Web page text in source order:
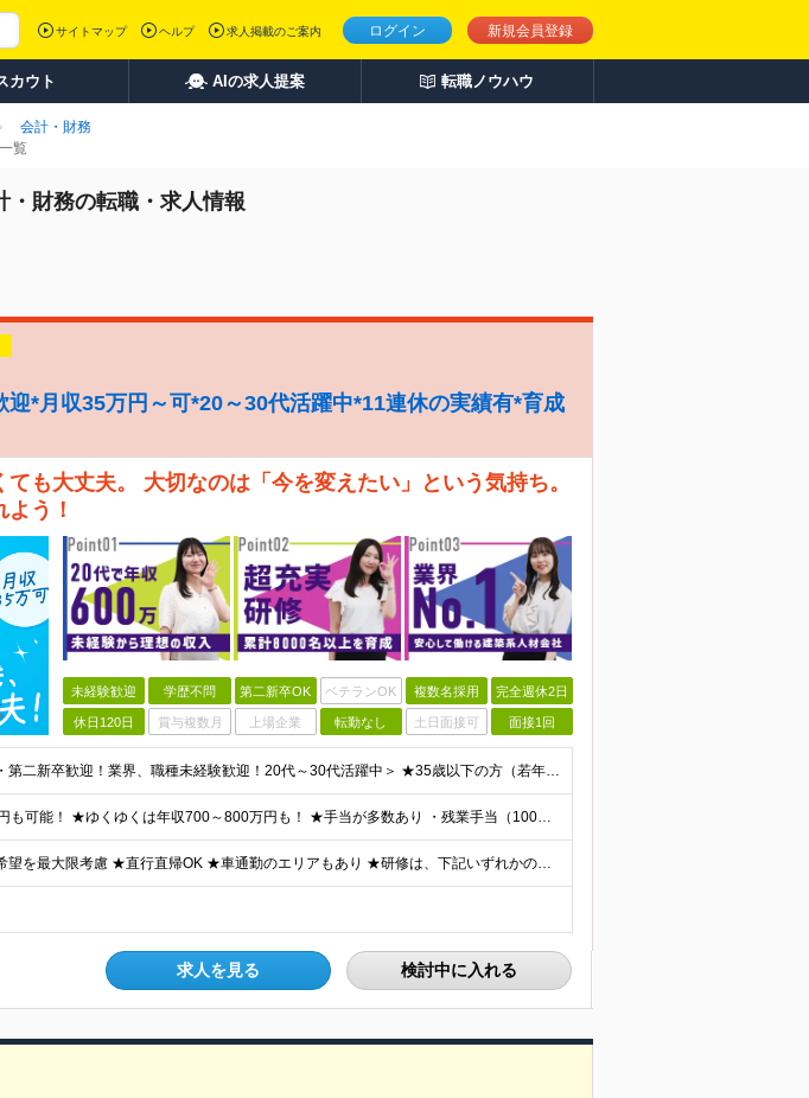
ログイン 新規会員登録
サイトマップ ヘルプ 求人掲載のご案内
カウト AIの求人提案 転職ノウハウ
会計・財務
覧
・財務の転職・求人情報
迎*月収35万円～可*20～30代活躍中*11連休の実績有*育成
ても大丈夫。 大切なのは「今を変えたい」という気持ち。
う！
未経験歓迎 学歴不問 第二新卒OK ベテランOK 複数名採用 完全週休2日
休日120日 賞与複数月 上場企業 転勤なし 土日面接可 面接1回
＜学歴不問・第二新卒歓迎！業界、職種未経験歓迎！20代～30代活躍中＞ ★35歳以下の方（若年層の長期キャリア形成を図るため） ★フリーター・正社員未経験・社会人未経験OK ★転職回数が多い方もぜひ
★月収35万円も可能！ ★ゆくゆくは年収700～800万円も！ ★手当が多数あり ・残業手当（100％）★1分単位で支給 ・資格手当（最大月6万円） ・結婚/出産祝金（最大3万円） 【首都圏・北関東
★勤務地は希望を最大限考慮 ★直行直帰OK ★車通勤のエリアもあり ★研修は、下記いずれかの研修センターで行います ・東京校（東京本社とアクセスは同様） ・大阪校（大阪府大阪市中央区道修町 2-1-1
求人を見る 検討中に入れる